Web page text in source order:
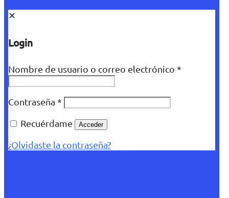
✕
Login
Nombre de usuario o correo electrónico *
Contraseña *
Recuérdame
Acceder
¿Olvidaste la contraseña?